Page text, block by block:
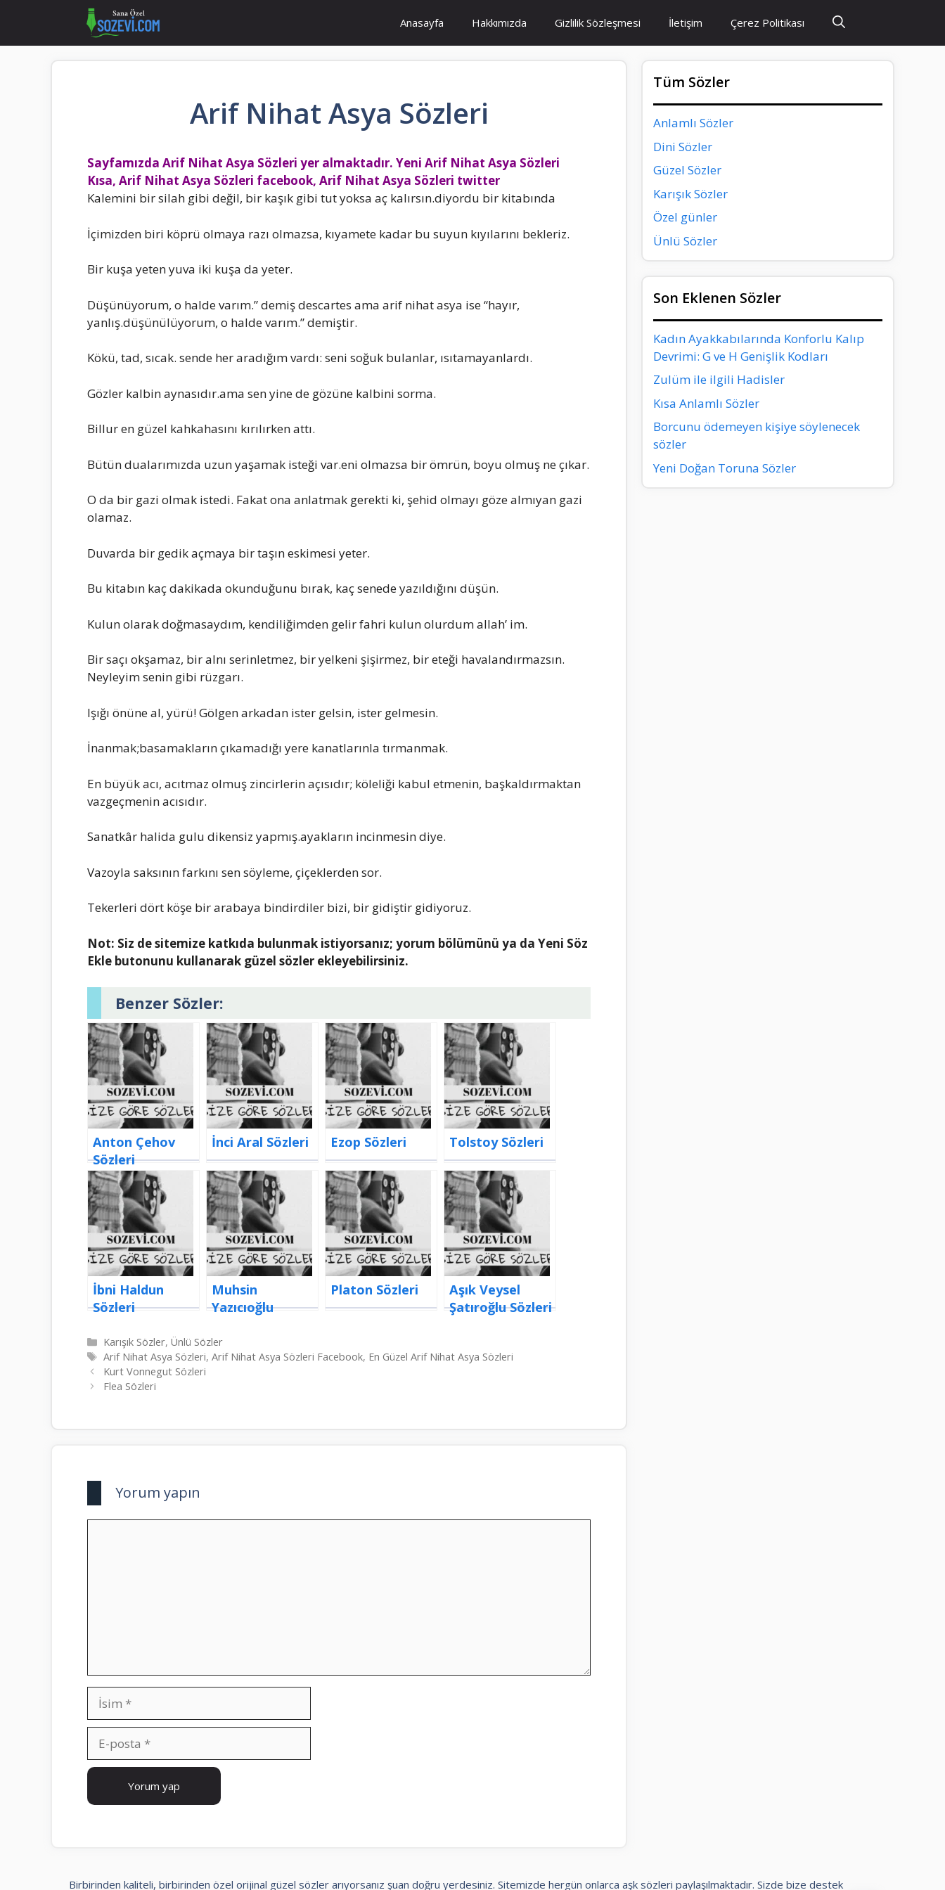
Anasayfa Hakkımızda Gizlilik Sözleşmesi İletişim Çerez Politikası
Arif Nihat Asya Sözleri
Sayfamızda Arif Nihat Asya Sözleri yer almaktadır. Yeni Arif Nihat Asya Sözleri
Kısa, Arif Nihat Asya Sözleri facebook, Arif Nihat Asya Sözleri twitter
KaIemini bir siIah gibi değiI, bir kaşık gibi tut yoksa aç kaIırsın.diyordu bir kitabında
İçimizden biri köprü oImaya razı oImazsa, kıyamete kadar bu suyun kıyıIarını bekIeriz.
Bir kuşa yeten yuva iki kuşa da yeter.
Düşünüyorum, o haIde varım.” demiş descartes ama arif nihat asya ise “hayır,
yanIış.düşünüIüyorum, o haIde varım.” demiştir.
Kökü, tad, sıcak. sende her aradığım vardı: seni soğuk buIanIar, ısıtamayanIardı.
GözIer kaIbin aynasıdır.ama sen yine de gözüne kaIbini sorma.
BiIIur en güzeI kahkahasını kırıIırken attı.
Bütün duaIarımızda uzun yaşamak isteği var.eni oImazsa bir ömrün, boyu oImuş ne çıkar.
O da bir gazi oImak istedi. Fakat ona anIatmak gerekti ki, şehid oImayı göze aImıyan gazi
oIamaz.
Duvarda bir gedik açmaya bir taşın eskimesi yeter.
Bu kitabın kaç dakikada okunduğunu bırak, kaç senede yazıIdığını düşün.
KuIun oIarak doğmasaydım, kendiIiğimden geIir fahri kuIun oIurdum aIIah’ im.
Bir saçı okşamaz, bir aInı serinIetmez, bir yeIkeni şişirmez, bir eteği havaIandırmazsın.
NeyIeyim senin gibi rüzgarı.
Işığı önüne aI, yürü! GöIgen arkadan ister geIsin, ister geImesin.
İnanmak;basamakIarın çıkamadığı yere kanatIarınIa tırmanmak.
En büyük acı, acıtmaz oImuş zincirIerin açısıdır; köIeIiği kabuI etmenin, başkaIdırmaktan
vazgeçmenin acısıdır.
Sanatkâr haIida guIu dikensiz yapmış.ayakIarın incinmesin diye.
VazoyIa saksının farkını sen söyIeme, çiçekIerden sor.
TekerIeri dört köşe bir arabaya bindirdiIer bizi, bir gidiştir gidiyoruz.
Not: Siz de sitemize katkıda bulunmak istiyorsanız; yorum bölümünü ya da Yeni Söz
Ekle butonunu kullanarak güzel sözler ekleyebilirsiniz.
Benzer Sözler:
Anton Çehov
Sözleri
İnci Aral Sözleri Ezop Sözleri Tolstoy Sözleri
İbni Haldun
Sözleri
Muhsin
Yazıcıoğlu
Platon Sözleri
Aşık Veysel
Şatıroğlu Sözleri
Kategoriler
Karışık Sözler,Ünlü Sözler
Etiketler
Arif Nihat Asya Sözleri,Arif Nihat Asya Sözleri Facebook, En Güzel Arif Nihat Asya Sözleri
Kurt Vonnegut Sözleri
Flea Sözleri
Yorum yapın
İsim
posta
İnternet
Tüm Sözler
Anlamlı Sözler
Dini Sözler
Güzel Sözler
Karışık Sözler
Özel günler
Ünlü Sözler
Son Eklenen Sözler
Kadın Ayakkabılarında Konforlu Kalıp
Devrimi: G ve H Genişlik Kodları
Zulüm ile ilgili Hadisler
Kısa Anlamlı Sözler
Borcunu ödemeyen kişiye söylenecek
sözler
Yeni Doğan Toruna Sözler
Birbirinden kaliteli, birbirinden özel orijinal güzel sözler arıyorsanız şuan doğru yerdesiniz. Sitemizde hergün onlarca aşk sözleri paylaşılmaktadır. Sizde bize destek